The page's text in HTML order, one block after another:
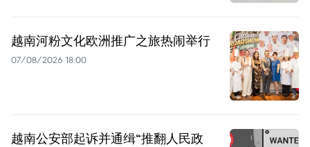
越南河粉文化欧洲推广之旅热闹举行
07/08/2026 18:00
越南公安部起诉并通缉“推翻人民政